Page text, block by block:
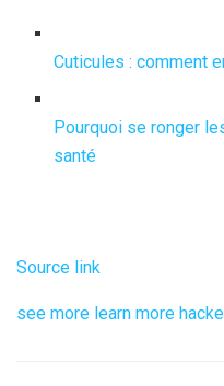
Cuticules : comment
Pourquoi se ronger
santé
Source link
see more learn more